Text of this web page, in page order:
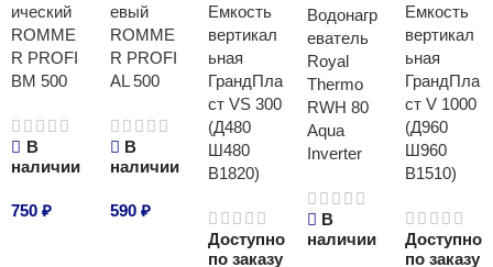
ический
ROMME
R PROFI
BM 500
В
наличии
750 ₽
евый
ROMME
R PROFI
AL 500
В
наличии
590 ₽
Емкость
вертикал
ьная
ГрандПла
ст VS 300
(Д480
Ш480
В1820)
Доступно
по заказу
Водонагр
еватель
Royal
Thermo
RWH 80
Aqua
Inverter
В
наличии
Емкость
вертикал
ьная
ГрандПла
ст V 1000
(Д960
Ш960
В1510)
Доступно
по заказу